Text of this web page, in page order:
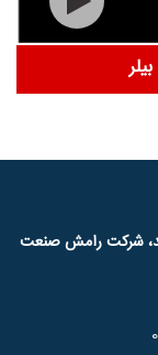
شرکت رامش صنعت